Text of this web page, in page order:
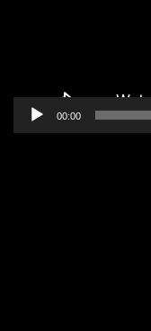
00:00